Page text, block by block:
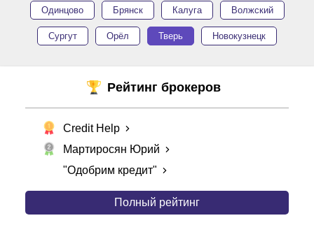
Одинцово Брянск Калуга Волжский
Сургут Орёл Тверь Новокузнецк
Рейтинг брокеров
Credit Help
Мартиросян Юрий
"Одобрим кредит"
Полный рейтинг